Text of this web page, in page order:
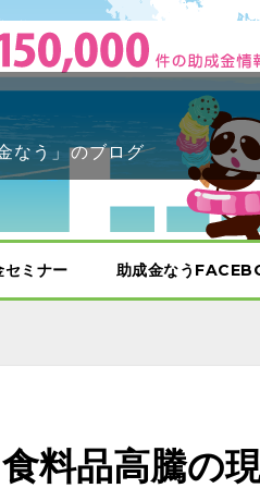
なう」のブログ
セミナー 助成金なう
料品高騰の